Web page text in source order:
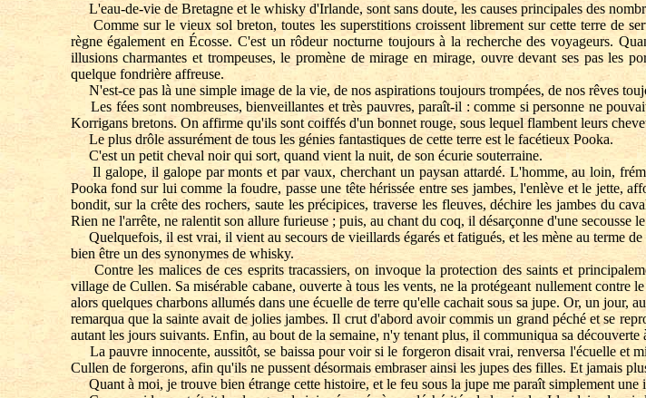
L'eau-de-vie de Bretagne et le whisky d'Irlande, sont sans doute, les causes principales des
Comme sur le vieux sol breton, toutes les superstitions croissent librement sur cette terre de
règne également en Écosse. C'est un rôdeur nocturne toujours à la recherche des voyageurs.
illusions charmantes et trompeuses, le promène de mirage en mirage, ouvre devant ses pas
quelque fondrière affreuse.
N'est-ce pas là une simple image de la vie, de nos aspirations toujours trompées, de nos rêves
Les fées sont nombreuses, bienveillantes et très pauvres, paraît-il : comme si personne ne
Korrigans bretons. On affirme qu'ils sont coiffés d'un bonnet rouge, sous lequel flambent leurs
Le plus drôle assurément de tous les génies fantastiques de cette terre est le facétieux Pooka.
C'est un petit cheval noir qui sort, quand vient la nuit, de son écurie souterraine.
Il galope, il galope par monts et par vaux, cherchant un paysan attardé. L'homme, au loin,
Pooka fond sur lui comme la foudre, passe une tête hérissée entre ses jambes, l'enlève et le jette,
bondit, sur la crête des rochers, saute les précipices, traverse les fleuves, déchire les jambes du
Rien ne l'arrête, ne ralentit son allure furieuse ; puis, au chant du coq, il désarçonne d'une
Quelquefois, il est vrai, il vient au secours de vieillards égarés et fatigués, et les mène au terme
bien être un des synonymes de whisky.
Contre les malices de ces esprits tracassiers, on invoque la protection des saints et
village de Cullen. Sa misérable cabane, ouverte à tous les vents, ne la protégeant nullement
alors quelques charbons allumés dans une écuelle de terre qu'elle cachait sous sa jupe. Or, un
remarqua que la sainte avait de jolies jambes. Il crut d'abord avoir commis un grand péché et se
autant les jours suivants. Enfin, au bout de la semaine, n'y tenant plus, il communiqua sa découverte
La pauvre innocente, aussitôt, se baissa pour voir si le forgeron disait vrai, renversa l'écuelle et
Cullen de forgerons, afin qu'ils ne pussent désormais embraser ainsi les jupes des filles. Et jamais
Quant à moi, je trouve bien étrange cette histoire, et le feu sous la jupe me paraît simplement une